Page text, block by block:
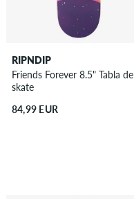
RIPNDIP
Friends Forever 8.5" Tabla de
skate
84,99 EUR